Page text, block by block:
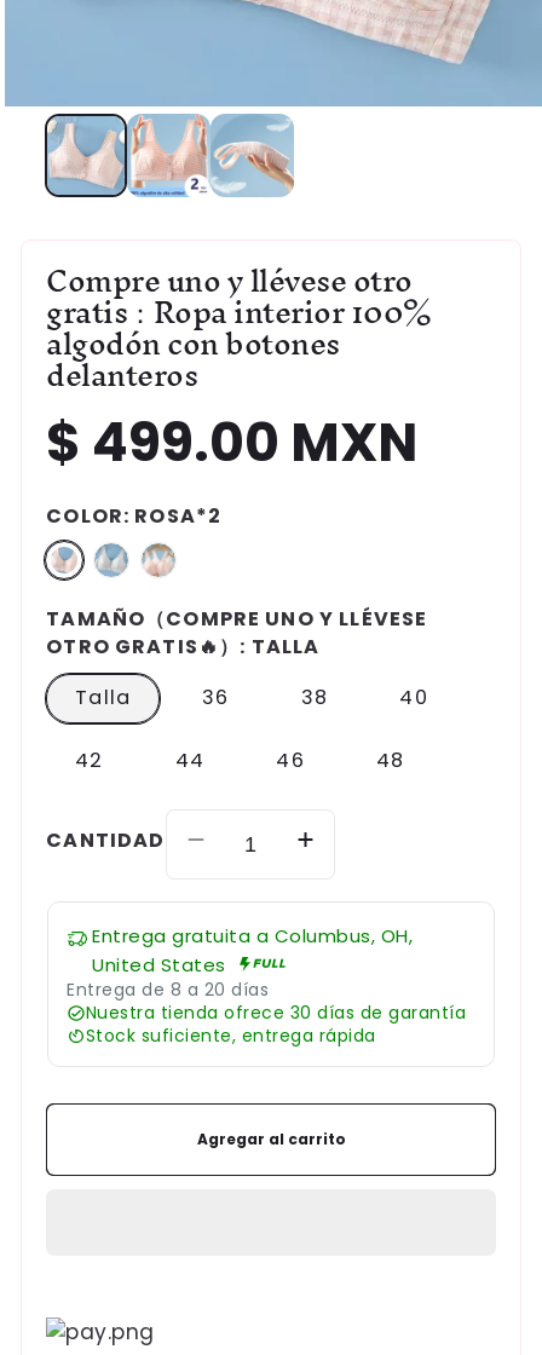
elemento
multimedia
modal
Compre uno y llévese otro
gratis：Ropa interior 100%
algodón con botones
delanteros
Precio
habitual
$ 499.00 MXN
COLOR: ROSA*2
TAMAÑO（COMPRE UNO Y LLÉVESE
OTRO GRATIS🔥）: TALLA
Talla
36 38 40
42 44 46 48
CANTIDAD
Reducir
para
Compre
uno
y
llévese
interior
100%
Aumentar
para
Compre
llévese
otro
interior
100%
Entrega gratuita a Columbus, OH,
United States
Entrega de 8 a 20 días
Nuestra tienda ofrece 30 días de garantía
Stock suficiente, entrega rápida
Agregar al carrito
de